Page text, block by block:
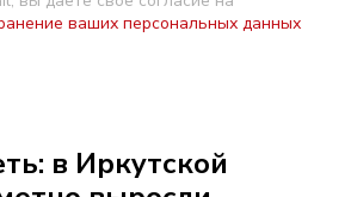
ваших персональных данных
в Иркутской